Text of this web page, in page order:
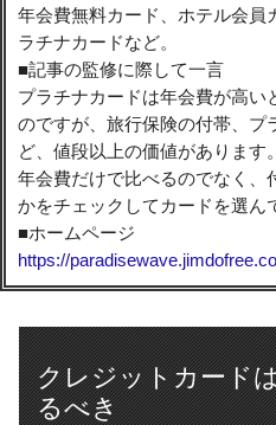
年会費無料カード、ホテル会員
ラチナカードなど。
■記事の監修に際して一言
プラチナカードは年会費が高い
のですが、旅行保険の付帯、プ
ど、値段以上の価値があります。
年会費だけで比べるのでなく、
かをチェックしてカードを選ん
■ホームページ
https://
クレジットカード
るべき